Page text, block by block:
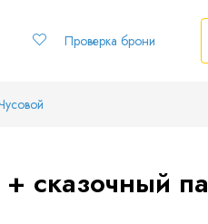
Проверка брони
сказочный